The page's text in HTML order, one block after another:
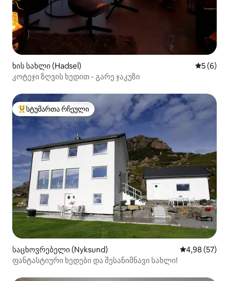
ხის სახლი (Hadsel) საშუალო
5 (6)
კოტეჯი ზღვის ხედით - გარე ჯაკუზი
სტუმართა რჩეული მოწინავე ვარიანტი
სტუმართა რჩეული
საცხოვრებელი (Nyksund) საშუალო
4,98 (57)
ფანტასტიური ხედები და შესანიშნავი სახლი!